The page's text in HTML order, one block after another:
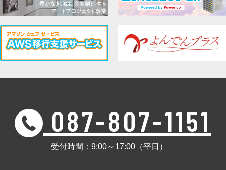
087-807-1151
受付時間：9:00～17:00（平日）